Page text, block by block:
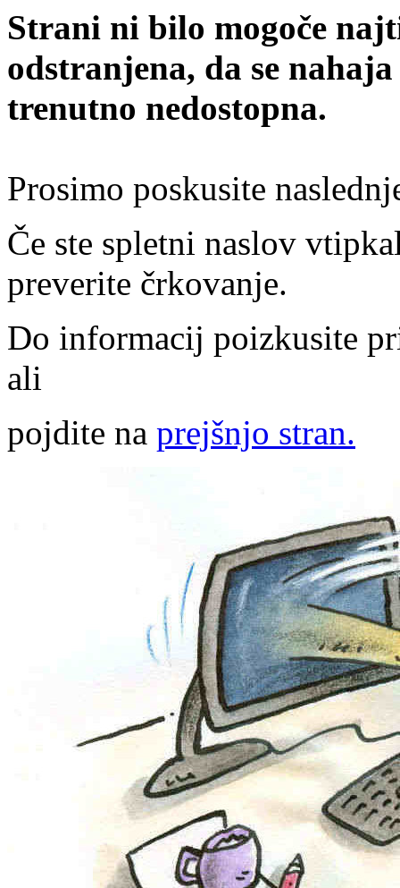
Strani ni bilo mogoče
odstranjena, da se
trenutno nedostopna.
Prosimo poskusite
Če ste spletni naslov
preverite črkovanje.
Do informacij poizkusite
ali
pojdite na prejšnjo stran.